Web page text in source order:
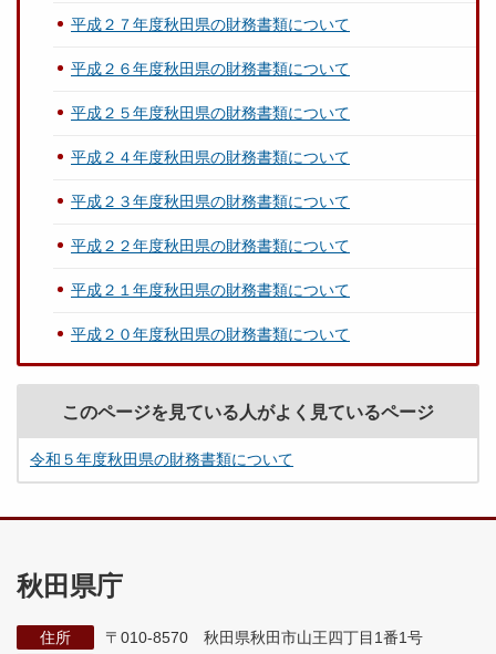
平成２７年度秋田県の財務書類について
平成２６年度秋田県の財務書類について
平成２５年度秋田県の財務書類について
平成２４年度秋田県の財務書類について
平成２３年度秋田県の財務書類について
平成２２年度秋田県の財務書類について
平成２１年度秋田県の財務書類について
平成２０年度秋田県の財務書類について
このページを見ている人がよく見ているページ
令和５年度秋田県の財務書類について
秋田県庁
住所
〒010-8570 秋田県秋田市山王四丁目1番1号